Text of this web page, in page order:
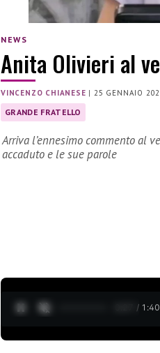
NEWS
Anita Olivieri al
VINCENZO CHIANESE |25 GENNAIO
GRANDE FRATELLO
Arriva l’ennesimo commento al
accaduto e le sue parole
0:28 / 1:40